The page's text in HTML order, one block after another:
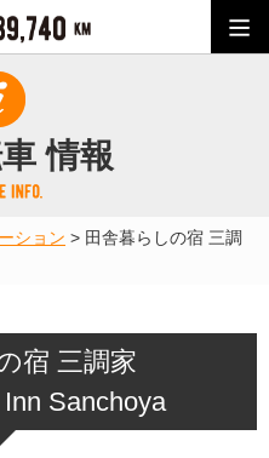
情報
ション > 田舎暮らしの宿 三調
宿 三調家
Sanchoya